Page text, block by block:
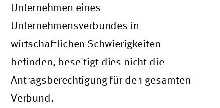
Unternehmen eines
Unternehmensverbundes in
wirtschaftlichen Schwierigkeiten
befinden, beseitigt dies nicht die
Antragsberechtigung für den gesamten
Verbund.